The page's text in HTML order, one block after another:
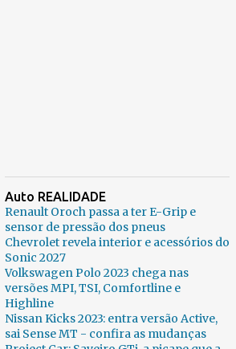
Auto REALIDADE
Renault Oroch passa a ter E-Grip e
sensor de pressão dos pneus
Chevrolet revela interior e acessórios do
Sonic 2027
Volkswagen Polo 2023 chega nas
versões MPI, TSI, Comfortline e
Highline
Nissan Kicks 2023: entra versão Active,
sai Sense MT - confira as mudanças